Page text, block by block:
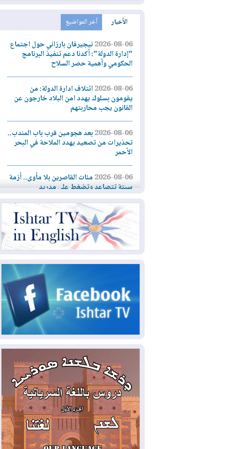
الأخبار آخر المواضيع
2026-08-06نيجيرفان بارزاني حول اجتماع
"إدارة الدولة": أكدنا دعم تنفيذ البرنامج
الحكومي وأهمية حصر السلاح
2026-08-06ائتلاف ادارة الدولة: من
يقومون بسلوك يهدد امن البلاد خارجون عن
القانون يجب محاربتهم
2026-08-06بعد هجومين قرب باب المندب..
تحذيرات من تصعيد يهدد الملاحة في البحر
الأحمر
2026-08-06مئات القاصرين بلا مأوى.. أزمة
سبتة تتصاعد وتضغط على مدريد
2026-08-05
لمدة عام.. بدء توريد 100
مليون قدم مكعب يومياً من غاز كورمور في
إقليم كوردستان إلى وزارة الكهرباء العراقية
ملامح أخطر التحديات التي تواجه العراق
2026-08-05
حرائق فرنسا.. توقيف 402
شخص بينهم 156 قاصرا منذ بداية موسم
الحرائق
2026-08-04سومو: إنتاج النفط في إقليم
كوردستان انخفض إلى أقل من 10%
2026-08-04ملفات حقبة الكاظمي تعود إلى
الواجهة.. أنباء عن مراجعات قضائية
وتحقيقات أوسع في قضايا فساد
2026-08-04بيترو يشكو تزوير الانتخابات
الرئاسية ويحذر من "حرب أهلية" في
كولومبيا